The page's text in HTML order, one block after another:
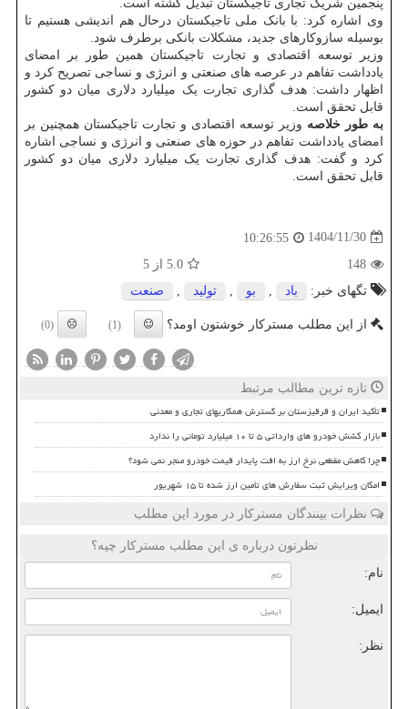
پنجمین شریک تجاری تاجیکستان تبدیل گشته است.
وی اشاره کرد: با بانک ملی تاجیکستان درحال هم اندیشی هستیم تا
بوسیله سازوکارهای جدید، مشکلات بانکی برطرف شود.
وزیر توسعه اقتصادی و تجارت تاجیکستان همین طور بر امضای
یادداشت تفاهم در عرصه های صنعتی و انرژی و نساجی تصریح کرد و
اظهار داشت: هدف گذاری تجارت یک میلیارد دلاری میان دو کشور
قابل تحقق است.
به طور خلاصه وزیر توسعه اقتصادی و تجارت تاجیکستان همچنین بر
امضای یادداشت تفاهم در حوزه های صنعتی و انرژی و نساجی اشاره
کرد و گفت: هدف گذاری تجارت یک میلیارد دلاری میان دو کشور
قابل تحقق است.
1404/11/30
10:26:55
148
5.0 از 5
تگهای خبر:
باد , بو , تولید , صنعت
از این مطلب مسترکار خوشتون اومد؟ (1)
(0)
تازه ترین مطالب مرتبط
تأکید ایران و قرقیزستان بر گسترش همکاریهای تجاری و معدنی
بازار کشش خودرو های وارداتی ۵ تا ۱۰ میلیارد تومانی را ندارد
چرا کاهش مقطعی نرخ ارز به افت پایدار قیمت خودرو منجر نمی شود؟
امکان ویرایش ثبت سفارش های تأمین ارز شده تا ۱۵ شهریور
نظرات بینندگان مسترکار در مورد این مطلب
نظرتون درباره ی این مطلب مسترکار چیه؟
نام:
ایمیل:
نظر: